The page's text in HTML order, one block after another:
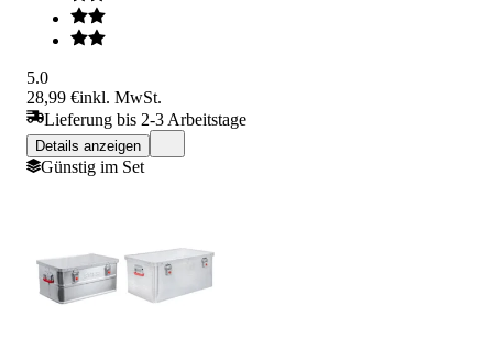
5.0
28,99 €inkl. MwSt.
Lieferung bis 2-3 Arbeitstage
Details anzeigen
Günstig im Set